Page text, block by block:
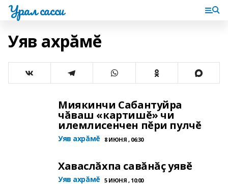
Урал сасси
Уяв ахрăмĕ
Миякинчи Сабантуйра
чăваш «картишĕ» чи
илемлисенчен пĕри пулчĕ
Уяв ахрăмĕ 8 ИЮНЯ , 06:30
Хаваслăхпа савăнăç уявĕ
Уяв ахрăмĕ 5 ИЮНЯ , 10:00